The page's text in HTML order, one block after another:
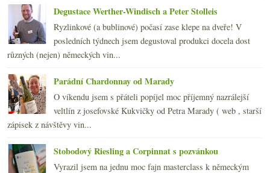
2010 (249)
►2009(249)
►2008(270)
►2007(108)
Degustace Werther-Windisch a Peter Stolleis
Ryzlinkové (a bublinové) počasí zase klepe na dveře! V
posledních týdnech jsem degustoval produkci docela dost
různých (nejen) německých vin...
Parádní Chardonnay od Marady
O víkendu jsem s přáteli popíjel moc příjemný nazrálejší
veltlín z josefovské Kukvičky od Petra Marady ( web , starší
zápisek z návštěvy vin...
Stobodový Riesling a Corpinnat s pozvánkou
Vyrazil jsem na jednu moc fajn masterclass k německým